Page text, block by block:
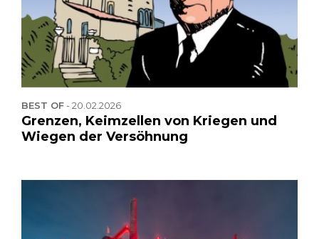
BEST OF-20.02.2026
Grenzen, Keimzellen von Kriegen und
Wiegen der Versöhnung